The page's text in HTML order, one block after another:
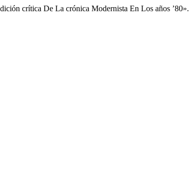
crítica De La crónica Modernista En Los años ’80».